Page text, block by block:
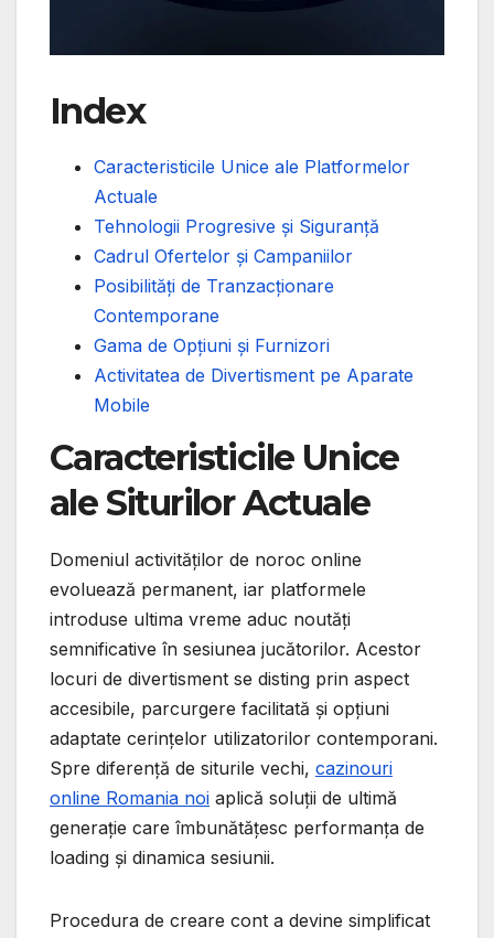
Index
Caracteristicile Unice ale Platformelor
Actuale
Tehnologii Progresive și Siguranță
Cadrul Ofertelor și Campaniilor
Posibilități de Tranzacționare
Contemporane
Gama de Opțiuni și Furnizori
Activitatea de Divertisment pe Aparate
Mobile
Caracteristicile Unice
ale Siturilor Actuale
Domeniul activităților de noroc online
evoluează permanent, iar platformele
introduse ultima vreme aduc noutăți
semnificative în sesiunea jucătorilor. Acestor
locuri de divertisment se disting prin aspect
accesibile, parcurgere facilitată și opțiuni
adaptate cerințelor utilizatorilor contemporani.
Spre diferență de siturile vechi, cazinouri
online Romania noi aplică soluții de ultimă
generație care îmbunătățesc performanța de
loading și dinamica sesiunii.
Procedura de creare cont a devine simplificat